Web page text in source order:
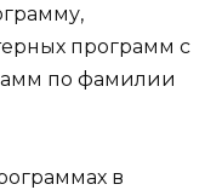
программ с
по фамилии
в